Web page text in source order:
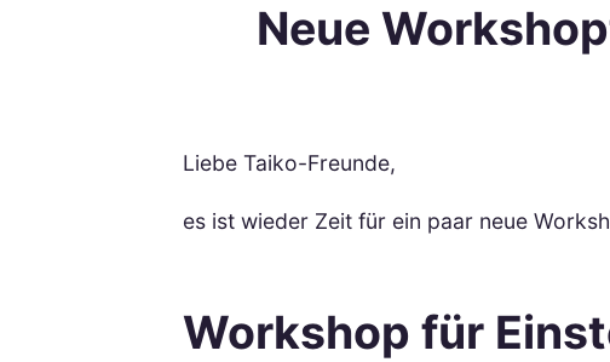
Neue
Liebe Taiko-Freunde,
es ist wieder Zeit für ein paar neue
Workshop für